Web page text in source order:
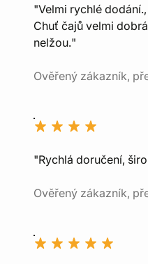
"Velmi rychlé
Chuť čajů velmi
nelžou."
Ověřený zákazník,
"Rychlá doručení,
Ověřený zákazník,